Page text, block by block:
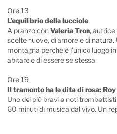
Ore 13
L’equilibrio delle lucciole
A pranzo conValeria Tron, autrice
scelte nuove, di amore e di natura.
montagna perché è l’unico luogo
abitare e di essere se stessa
Ore 19
Il tramonto ha le dita di rosa:
Uno dei più bravi e noti
60 minuti di musica dal vivo. Un